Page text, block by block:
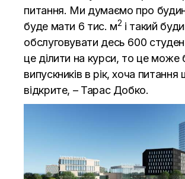
питання. Ми думаємо про
буде мати 6 тис. м2 і такий
обслуговувати десь 600
це ділити на курси, то це може
випускників в рік, хоча питання
відкрите, – Тарас Добко.